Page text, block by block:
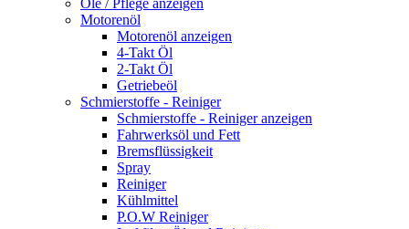
Öle / Pflege anzeigen
Motorenöl
Motorenöl anzeigen
4-Takt Öl
2-Takt Öl
Getriebeöl
Schmierstoffe - Reiniger
Schmierstoffe - Reiniger anzeigen
Fahrwerksöl und Fett
Bremsflüssigkeit
Spray
Reiniger
Kühlmittel
P.O.W Reiniger